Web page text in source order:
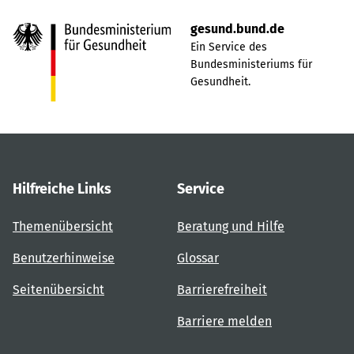
gesund.bund.de
Ein Service des
Bundesministeriums für
Gesundheit.
Hilfreiche Links
Themenübersicht
Benutzerhinweise
Seitenübersicht
Service
Beratung und Hilfe
Glossar
Barrierefreiheit
Barriere melden